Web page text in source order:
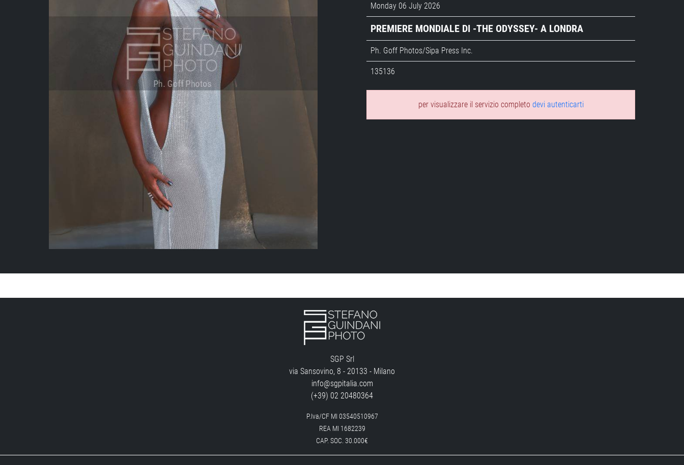
Monday 06 July 2026
PREMIERE MONDIALE DI -THE ODYSSEY- A LONDRA
Ph. Goff Photos/Sipa Press Inc.
135136
per visualizzare il servizio completo devi autenticarti
SGP Srl
via Sansovino, 8 - 20133 - Milano
info@sgpitalia.com
(+39) 02 20480364
P.Iva/CF MI 03540510967
REA MI 1682239
CAP. SOC. 30.000€